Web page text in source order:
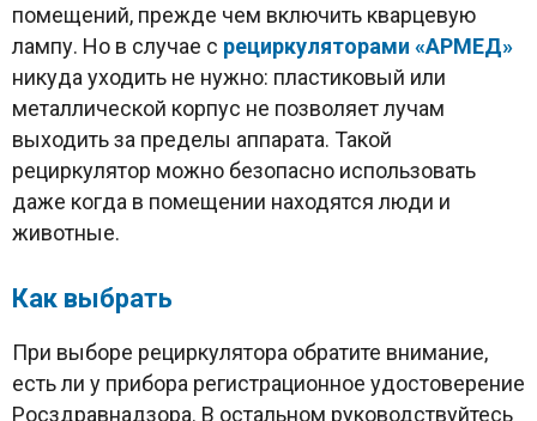
помещений, прежде чем включить кварцевую
лампу. Но в случае с рециркуляторами «АРМЕД»
никуда уходить не нужно: пластиковый или
металлической корпус не позволяет лучам
выходить за пределы аппарата. Такой
рециркулятор можно безопасно использовать
даже когда в помещении находятся люди и
животные.
Как выбрать
При выборе рециркулятора обратите внимание,
есть ли у прибора регистрационное удостоверение
Росздравнадзора. В остальном руководствуйтесь